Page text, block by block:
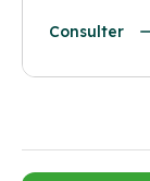
Consulter